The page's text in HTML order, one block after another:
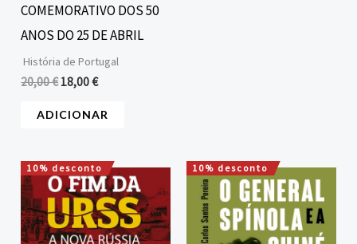
COMEMORATIVO DOS 50
ANOS DO 25 DE ABRIL
História de Portugal
20,00€ 18,00€
ADICIONAR
10% desconto
O
preço
original
era:
17,00 €.
O
preço
atual
é:
15,30 €.
10% desconto
O
preço
original
era:
18,00 €.
O
preço
atual
16,20 €.